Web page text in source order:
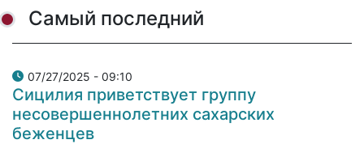
Самый последний
07/27/2025 - 09:10
Сицилия приветствует группу
несовершеннолетних сахарских
беженцев